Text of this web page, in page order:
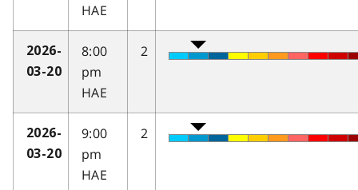
HAE
2026-
03-20
8:00
pm
HAE
2
2026-
03-20
9:00
pm
HAE
2